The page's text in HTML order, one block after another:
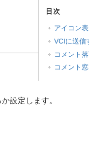
目次
アイコン
VCIに送信
コメント
コメント
設定します。